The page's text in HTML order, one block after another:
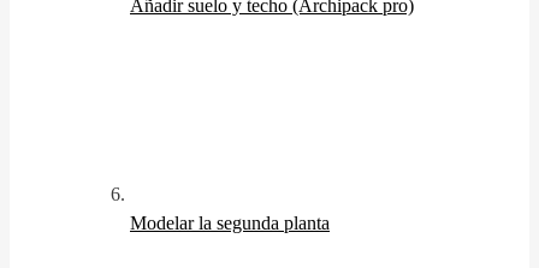
Añadir suelo y techo (Archipack pro)
Modelar la segunda planta